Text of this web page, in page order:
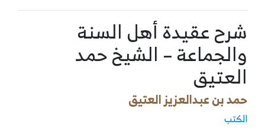
شرح عقيدة أهل السنة
والجماعة – الشيخ حمد
العتيق
حمد بن عبدالعزيز العتيق
الكتب